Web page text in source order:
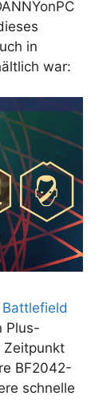
in
war:
Battlefield
Plus-
Zeitpunkt
BF2042-
schnelle